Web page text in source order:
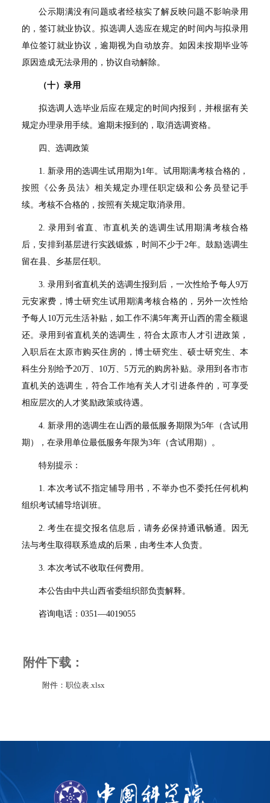
公示期满没有问题或者经核实了解反映问题不影响录用
的，签订就业协议。拟选调人选应在规定的时间内与拟录用
单位签订就业协议，逾期视为自动放弃。如因未按期毕业等
原因造成无法录用的，协议自动解除。
（十）录用
拟选调人选毕业后应在规定的时间内报到，并根据有关
规定办理录用手续。逾期未报到的，取消选调资格。
四、选调政策
1. 新录用的选调生试用期为1年。试用期满考核合格的，
按照《公务员法》相关规定办理任职定级和公务员登记手
续。考核不合格的，按照有关规定取消录用。
2.录用到省直、市直机关的选调生试用期满考核合格
后，安排到基层进行实践锻炼，时间不少于2年。鼓励选调生
留在县、乡基层任职。
3.录用到省直机关的选调生报到后，一次性给予每人9万
元安家费，博士研究生试用期满考核合格的，另外一次性给
予每人 10万元生活补贴，如工作不满5年离开山西的需全额退
还。录用到省直机关的选调生，符合太原市人才引进政策，
入职后在太原市购买住房的，博士研究生、硕士研究生、本
科生分别给予20万、 10万、5万元的购房补贴。录用到各市市
直机关的选调生，符合工作地有关人才引进条件的，可享受
相应层次的人才奖励政策或待遇。
4. 新录用的选调生在山西的最低服务期限为5年（含试用
期），在录用单位最低服务年限为3年（含试用期）。
特别提示：
1.本次考试不指定辅导用书，不举办也不委托任何机构
组织考试辅导培训班。
2.考生在提交报名信息后，请务必保持通讯畅通。因无
法与考生取得联系造成的后果，由考生本人负责。
3. 本次考试不收取任何费用。
本公告由中共山西省委组织部负责解释。
咨询电话： 0351—4019055
附件下载：
附件：职位表.xlsx